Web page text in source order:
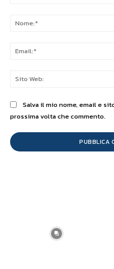
Salva il mio nome, email e
prossima volta che commento.